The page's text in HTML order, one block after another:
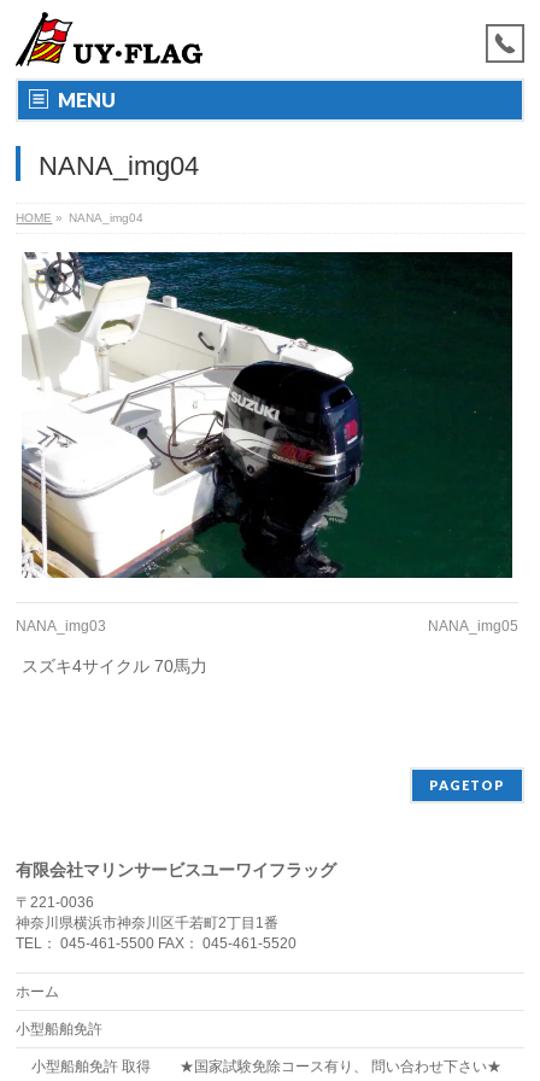
MENU
NANA_img04
HOME » NANA_img04
NANA_img03 NANA_img05
スズキ4サイクル 70馬力
PAGETOP
有限会社マリンサービスユーワイフラッグ
〒221-0036
神奈川県横浜市神奈川区千若町2丁目1番
TEL： 045-461-5500 FAX： 045-461-5520
ホーム
小型船舶免許
小型船舶免許 取得 ★国家試験免除コース有り、 問い合わせ下さい★